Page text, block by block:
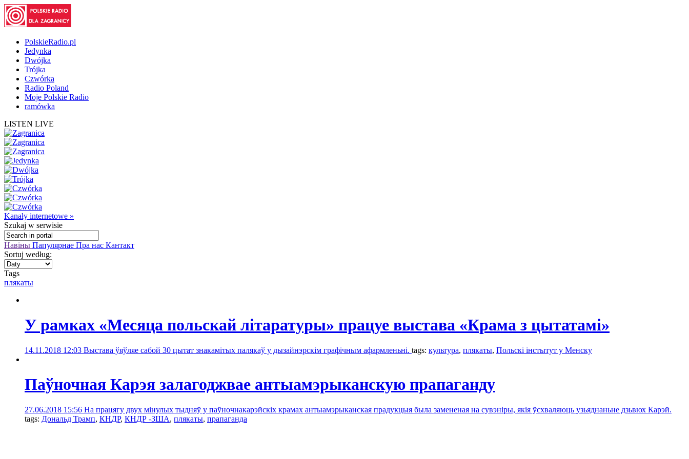
PolskieRadio.pl
Jedynka
Dwójka
Trójka
Czwórka
Radio Poland
Moje Polskie Radio
ramówka
LISTEN LIVE
Kanały internetowe »
Szukaj w serwisie
Навіны Папулярнае Пра нас Кантакт
Sortuj według:
Tags
плякаты
У рамках «Месяца польскай літаратуры» працуе выстава «Крама з цытатамі»
14.11.2018 12:03 Выстава ўяўляе сабой 30 цытат знакамітых палякаў у дызайнэрскім графічным афармленьні. tags: культура, плякаты, Польскі інстытут у Менску
Паўночная Карэя залагоджвае антыамэрыканскую прапаганду
27.06.2018 15:56 На працягу двух мінулых тыдняў у паўночнакарэйскіх крамах антыамэрыканская прадукцыя была замененая на сувэніры, якія ўсхваляюць узьяднаньне дзьвюх Карэй.
tags: Дональд Трамп, КНДР, КНДР -ЗША, плякаты, прапаганда